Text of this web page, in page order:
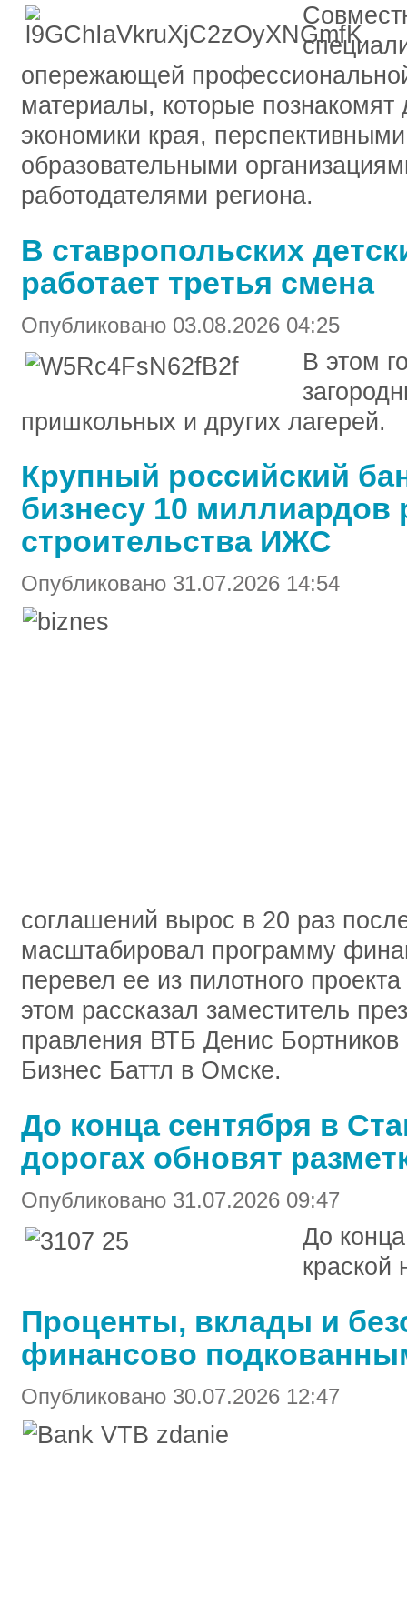
опережающей профессиональной
материалы, которые
экономики края,
образовательными
работодателями региона.
В ставропольских
работает третья смена
Опубликовано 03.08.2026 04:25
В этом
пришкольных и других лагерей.
Крупный российский
бизнесу 10 миллиардов
строительства ИЖС
Опубликовано 31.07.2026 14:54
соглашений вырос в 20 раз
масштабировал программу
перевел ее из пилотного
этом рассказал заместитель
правления ВТБ Денис Бортников
Бизнес Баттл в Омске.
До конца сентября в
дорогах обновят
Опубликовано 31.07.2026 09:47
До
краской
Проценты, вклады и
финансово
Опубликовано 30.07.2026 12:47